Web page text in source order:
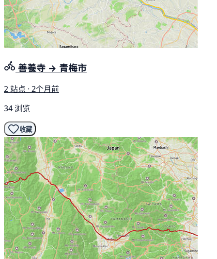
善養寺 → 青梅市
2 站点 · 2个月前
34 浏览
收藏